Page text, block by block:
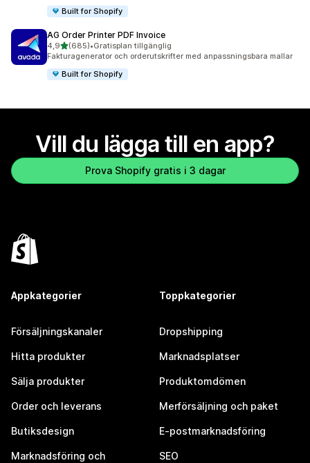
Built for Shopify
AG Order Printer PDF Invoice
4,9av 5 stjärnor
(685)
685 recensioner totalt
•Gratisplan tillgänglig
Fakturagenerator och orderutskrifter med anpassningsbara mallar
Built for Shopify
Vill du lägga till en app?
Prova Shopify gratis i 3 dagar
Appkategorier
Försäljningskanaler
Hitta produkter
Sälja produkter
Order och leverans
Butiksdesign
Marknadsföring och
Toppkategorier
Dropshipping
Marknadsplatser
Produktomdömen
Merförsäljning och paket
E-postmarknadsföring
SEO